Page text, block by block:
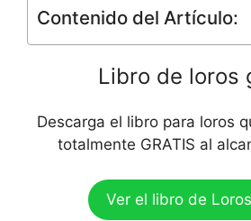
Contenido del Artículo:
Libro de loros
Descarga el libro para loros
totalmente GRATIS al
Ver el libro de